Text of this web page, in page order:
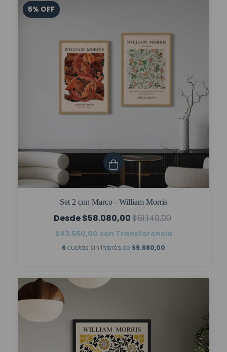
5% OFF
Set 2 con Marco - William Morris
$58.080,00$61.140,00
$43.560,00 con Transferencia
6 cuotas sin interés de $9.680,00